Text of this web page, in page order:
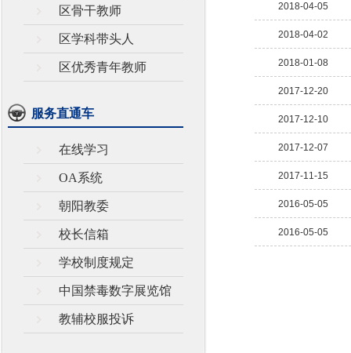
区骨干教师
区学科带头人
区优秀青年教师
服务直通车
在线学习
OA系统
朝阳教委
校长信箱
学校制度规定
中国禁毒数字展览馆
教辅校服投诉
2018-04-05
2018-04-02
2018-01-08
2017-12-20
2017-12-10
2017-12-07
2017-11-15
2016-05-05
2016-05-05